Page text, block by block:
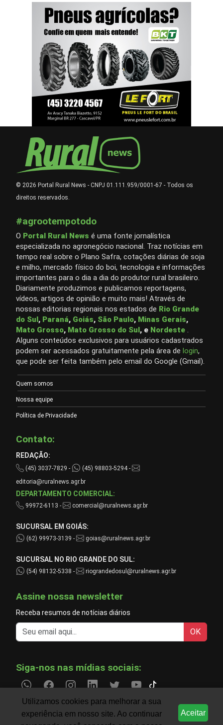
© 2026 Portal Rural News - CNPJ 01.111.959/0001-67 - Todos os
direitos reservados.
#agrootempotodo
O Portal Rural News é uma fonte jornalística
especializada no agronegócio nacional. Traz notícias em
tempo real sobre o Plano Safra, cotações diárias de soja
e milho, mercado físico do boi, tecnologia e informações
importantes para o dia a dia do produtor rural brasileiro.
Diariamente produzimos e publicamos reportagens,
vídeos, artigos de opinião e muito mais! Através de
nossas editorias regionais nos estados de Rio Grande
do Sul, Paraná, Goiás, São Paulo, Minas Gerais,
Mato Grosso, Mato Grosso do Sul, e Nordeste .
Alguns conteúdos exclusivos para usuários cadastrados
podem ser acessados gratuitamente pela área de login,
que pode ser feita também pelo email do Google (Gmail).
Quem somos
Nossa equipe
Política de Privacidade
Contato:
REDAÇÃO:
(45) 3037-7829 -
(45) 98803-5294 -
editoria@ruralnews.agr.br
DEPARTAMENTO COMERCIAL:
99972-6113 - comercial@ruralnews.agr.br
SUCURSAL EM GOIÁS:
(62) 99973-3139 - goias@ruralnews.agr.br
SUCURSAL NO RIO GRANDE DO SUL:
(54) 98132-5338 - riograndedosul@ruralnews.agr.br
Assine nossa newsletter
Receba resumos de notícias diários
OK
Siga-nos nas mídias sociais:
Utilizamos cookies para melhorar a sua
experiência em nosso site. Ao continuar
Aceitar
CLIMA
Informações do agronegócio temporariamente